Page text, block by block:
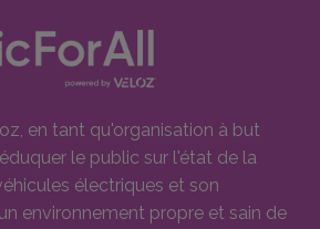
en tant qu'organisation à but
le public sur l'état de la
électriques et son
environnement propre et sain de